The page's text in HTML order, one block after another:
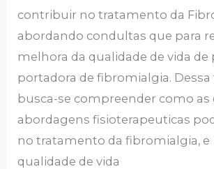
contribuir no tratamento da
abordando condultas que para
melhora da qualidade de vida de
portadora de fibromialgia. Dessa
busca-se compreender como as
abordagens fisioterapeuticas
no tratamento da fibromialgia,
qualidade de vida